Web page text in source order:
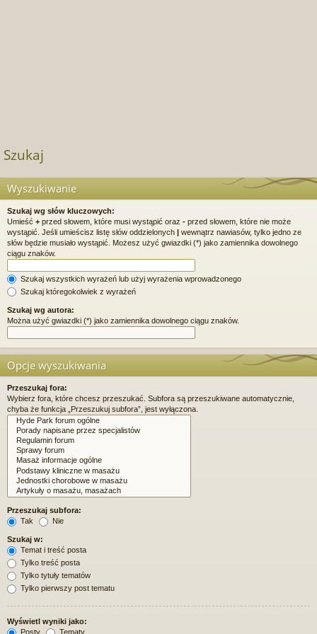
Szukaj
Wyszukiwanie
Szukaj wg słów kluczowych:
Umieść + przed słowem, które musi wystąpić oraz - przed słowem, które nie może
wystąpić. Jeśli umieścisz listę słów oddzielonych | wewnątrz nawiasów, tylko jedno ze
słów będzie musiało wystąpić. Możesz użyć gwiazdki (*) jako zamiennika dowolnego
ciągu znaków.
Szukaj wszystkich wyrażeń lub użyj wyrażenia wprowadzonego
Szukaj któregokolwiek z wyrażeń
Szukaj wg autora:
Można użyć gwiazdki (*) jako zamiennika dowolnego ciągu znaków.
Opcje wyszukiwania
Przeszukaj fora:
Wybierz fora, które chcesz przeszukać. Subfora są przeszukiwane automatycznie,
chyba że funkcja „Przeszukuj subfora”, jest wyłączona.
Przeszukaj subfora:
Tak
Nie
Szukaj w:
Temat i treść posta
Tylko treść posta
Tylko tytuły tematów
Tylko pierwszy post tematu
Wyświetl wyniki jako:
Posty
Tematy